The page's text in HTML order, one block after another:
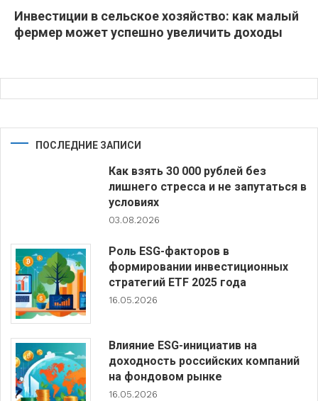
Инвестиции в сельское хозяйство: как малый
фермер может успешно увеличить доходы
ПОСЛЕДНИЕ ЗАПИСИ
Как взять 30 000 рублей без
лишнего стресса и не запутаться в
условиях
03.08.2026
Роль ESG-факторов в
формировании инвестиционных
стратегий ETF 2025 года
16.05.2026
Влияние ESG-инициатив на
доходность российских компаний
на фондовом рынке
16.05.2026